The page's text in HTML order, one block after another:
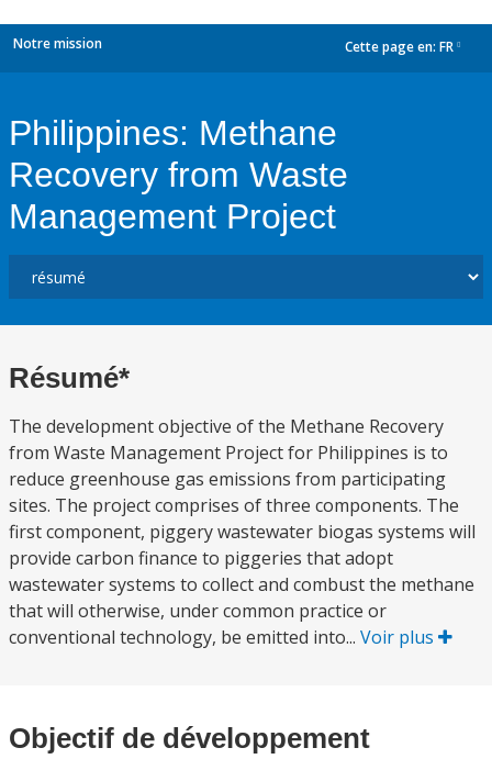
Notre mission Cette page en: FR
Philippines: Methane
Recovery from Waste
Management Project
Résumé*
The development objective of the Methane Recovery
from Waste Management Project for Philippines is to
reduce greenhouse gas emissions from participating
sites. The project comprises of three components. The
first component, piggery wastewater biogas systems will
provide carbon finance to piggeries that adopt
wastewater systems to collect and combust the methane
that will otherwise, under common practice or
conventional technology, be emitted into... Voir plus
Objectif de développement